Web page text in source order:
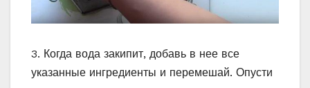
3. Когда вода закипит, добавь в нее все
указанные ингредиенты и перемешай. Опусти